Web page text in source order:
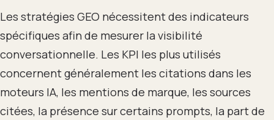
Les stratégies GEO nécessitent des indicateurs
spécifiques afin de mesurer la visibilité
conversationnelle. Les KPI les plus utilisés
concernent généralement les citations dans les
moteurs IA, les mentions de marque, les sources
citées, la présence sur certains prompts, la part de